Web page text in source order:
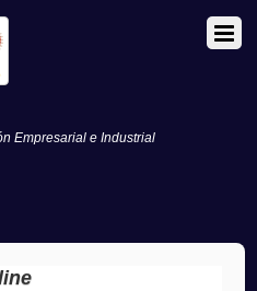
Empresarial e Industrial